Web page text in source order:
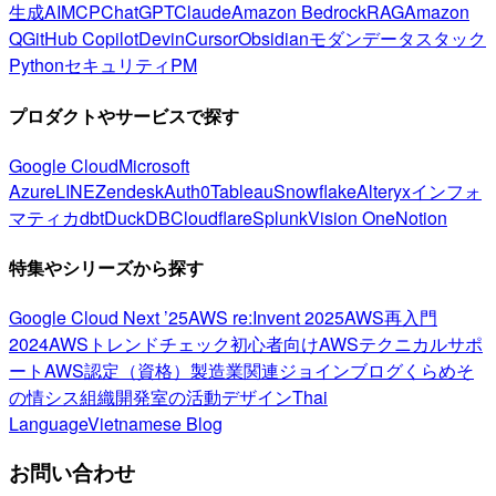
生成AIMCPChatGPTClaudeAmazon BedrockRAGAmazon
QGitHub CopilotDevinCursorObsidianモダンデータスタック
PythonセキュリティPM
プロダクトやサービスで探す
Google CloudMicrosoft
AzureLINEZendeskAuth0TableauSnowflakeAlteryxインフォ
マティカdbtDuckDBCloudflareSplunkVision OneNotion
特集やシリーズから探す
Google Cloud Next ’25AWS re:Invent 2025AWS再入門
2024AWSトレンドチェック初心者向けAWSテクニカルサポ
ートAWS認定（資格） 製造業関連ジョインブログくらめそ
の情シス組織開発室の活動デザインThai
LanguageVietnamese Blog
お問い合わせ